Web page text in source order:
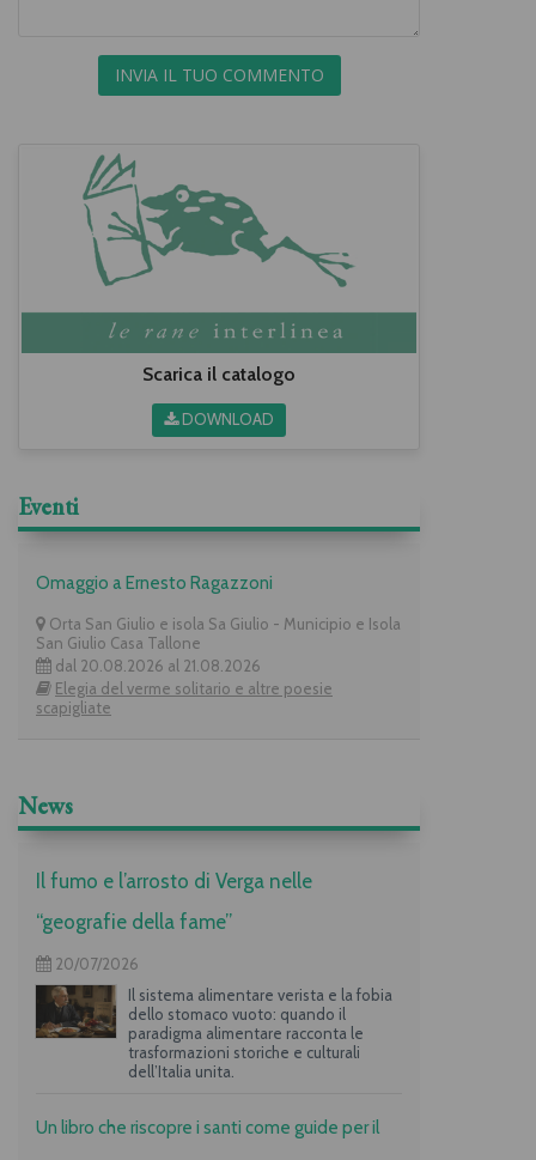
INVIA IL TUO COMMENTO
Scarica il catalogo
DOWNLOAD
Eventi
Omaggio a Ernesto Ragazzoni
Orta San Giulio e isola Sa Giulio - Municipio e Isola
San Giulio Casa Tallone
dal 20.08.2026 al 21.08.2026
Elegia del verme solitario e altre poesie
scapigliate
News
Il fumo e l’arrosto di Verga nelle
“geografie della fame”
20/07/2026
Il sistema alimentare verista e la fobia
dello stomaco vuoto: quando il
paradigma alimentare racconta le
trasformazioni storiche e culturali
dell’Italia unita.
Un libro che riscopre i santi come guide per il